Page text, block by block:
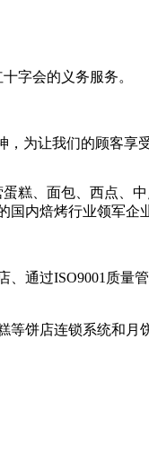
字会的义务服务。
为让我们的顾客享
糕、面包、西点、
内焙烤行业领军企
通过ISO9001质量
饼店连锁系统和